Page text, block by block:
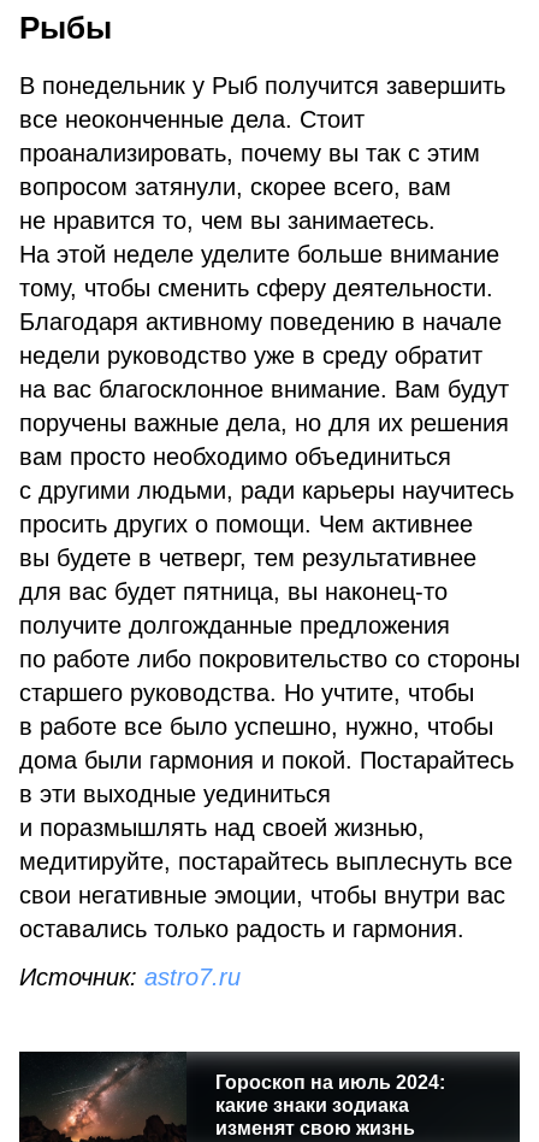
Рыбы
В понедельник у Рыб получится завершить
все неоконченные дела. Стоит
проанализировать, почему вы так с этим
вопросом затянули, скорее всего, вам
не нравится то, чем вы занимаетесь.
На этой неделе уделите больше внимание
тому, чтобы сменить сферу деятельности.
Благодаря активному поведению в начале
недели руководство уже в среду обратит
на вас благосклонное внимание. Вам будут
поручены важные дела, но для их решения
вам просто необходимо объединиться
с другими людьми, ради карьеры научитесь
просить других о помощи. Чем активнее
вы будете в четверг, тем результативнее
для вас будет пятница, вы наконец-то
получите долгожданные предложения
по работе либо покровительство со стороны
старшего руководства. Но учтите, чтобы
в работе все было успешно, нужно, чтобы
дома были гармония и покой. Постарайтесь
в эти выходные уединиться
и поразмышлять над своей жизнью,
медитируйте, постарайтесь выплеснуть все
свои негативные эмоции, чтобы внутри вас
оставались только радость и гармония.
Источник: astro7.ru
Гороскоп на июль 2024:
какие знаки зодиака
изменят свою жизнь